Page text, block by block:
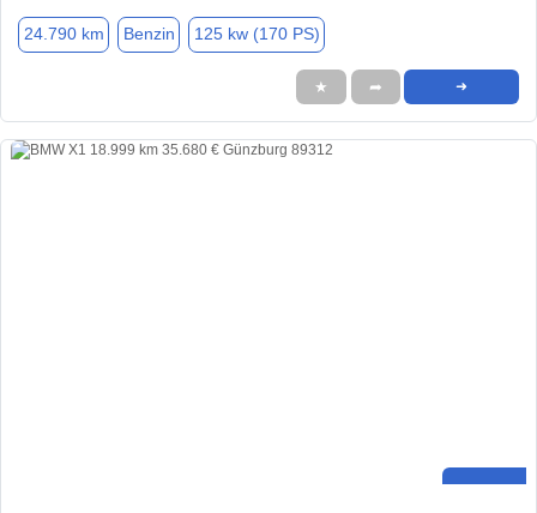
24.790 km Benzin 125 kw (170 PS)
★ ➦ ➜